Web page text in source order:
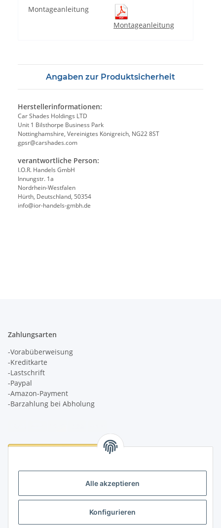
Alle akzeptieren
Konfigurieren
Montageanleitung
Montageanleitung
Angaben zur Produktsicherheit
Herstellerinformationen:
Car Shades Holdings LTD
Unit 1 Bilsthorpe Business Park
Nottinghamshire, Vereinigtes Königreich, NG22 8ST
gpsr@carshades.com
verantwortliche Person:
I.O.R. Handels GmbH
Innungstr. 1a
Nordrhein-Westfalen
Hürth, Deutschland, 50354
info@ior-handels-gmbh.de
Zahlungsarten
-Vorabüberweisung
-Kreditkarte
-Lastschrift
-Paypal
-Amazon-Payment
-Barzahlung bei Abholung
Logistikpartner